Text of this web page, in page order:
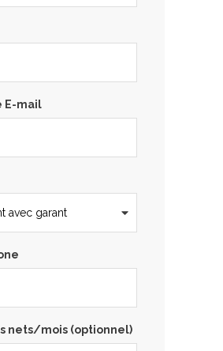
E-mail
nets/mois (optionnel)